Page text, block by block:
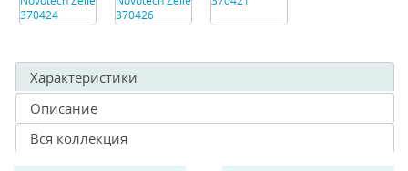
Характеристики
Описание
Вся коллекция